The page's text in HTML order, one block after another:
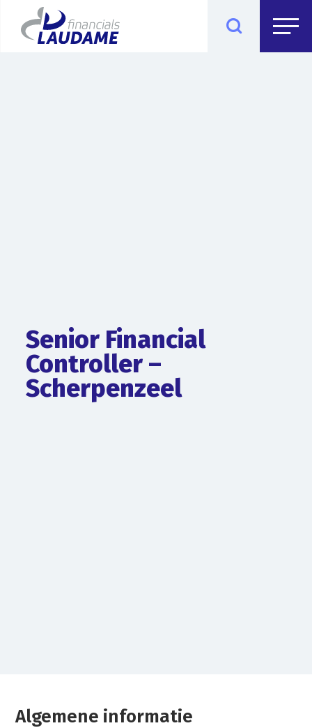
Senior Financial
Controller –
Scherpenzeel
Algemene informatie